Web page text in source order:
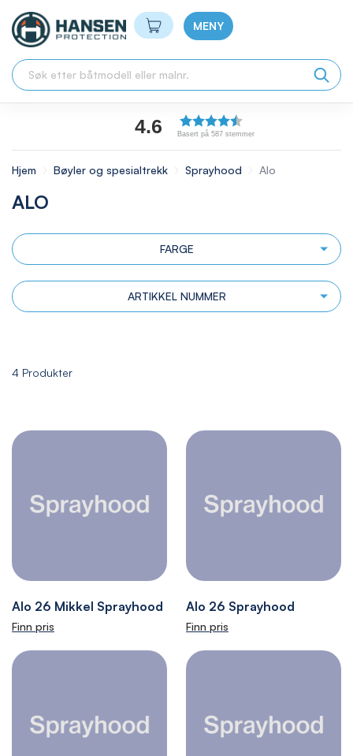
Min handlekurv
MENY
4.6 Basert på 587 stemmer
Hjem Bøyler og spesialtrekk Sprayhood Alo
ALO
FARGE
ARTIKKEL NUMMER
4 Produkter
Alo 26 Mikkel Sprayhood
Finn pris
Alo 26 Sprayhood
Finn pris